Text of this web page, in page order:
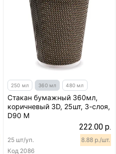
250 мл 360 мл 480 мл
Стакан бумажный 360мл,
коричневый 3D, 25шт, 3-слоя,
D90 M
222.00 р.
Код 2086
25 шт/уп. 8.88 р./шт.